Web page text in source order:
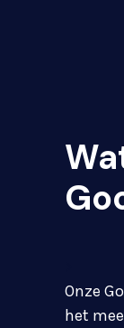
Onze
het